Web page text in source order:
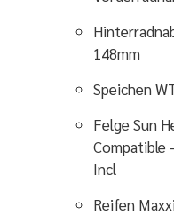
148mm
Speichen
Felge Sun
Compatible
Incl
Reifen